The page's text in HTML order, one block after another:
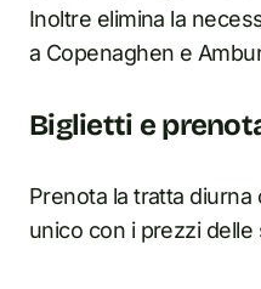
Inoltre elimina la
a Copenaghen e
Biglietti e
Prenota la tratta
unico con i prezzi delle